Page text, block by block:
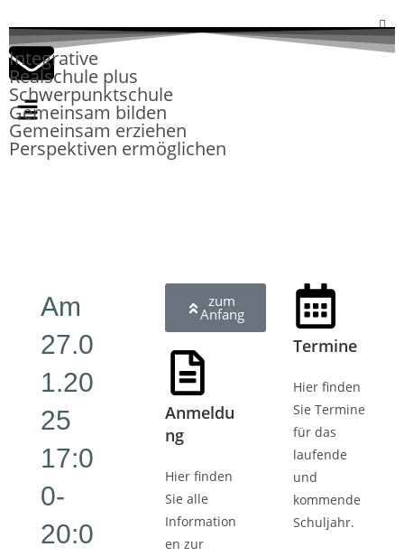
Integrative
Realschule plus
Schwerpunktschule
Gemeinsam bilden
Gemeinsam erziehen
Perspektiven ermöglichen
zum
Anfang
Anmeldu
ng
Hier finden
Sie alle
Information
en zur
Am
27.0
1.20
25
17:0
0-
20:0
Termine
Hier finden
Sie Termine
für das
laufende
und
kommende
Schuljahr.